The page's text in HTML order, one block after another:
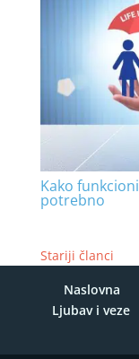
Kako
potrebno
Stariji članci
Naslovna
Ljubav i veze